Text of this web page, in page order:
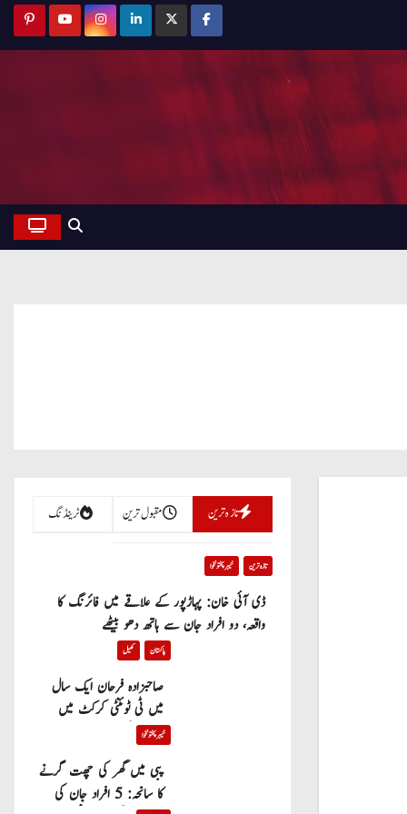
تازہ ترین مقبول ترین ٹرینڈنگ
تازہ ترین خیبر پختونخوا
ڈی آئی خان: پہاڑپور کے علاقے میں فائرنگ کا
واقعہ، دو افراد جان سے ہاتھ دھو بیٹھے
پاکستان کھیل
صاحبزادہ فرحان ایک سال
میں ٹی ٹوئنٹی کرکٹ میں
100 چھکے لگانے والے پہلے
پاکستانی بیٹر بن گئے
خیبر پختونخوا
پبی میں گھر کی چھت گرنے
کا سانحہ: 5 افراد جان کی